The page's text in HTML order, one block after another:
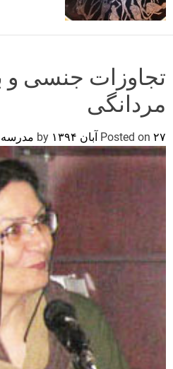
e تجاوزات جنسی و
مردانگی
Posted on ۲۷ آبان ۱۳۹۴